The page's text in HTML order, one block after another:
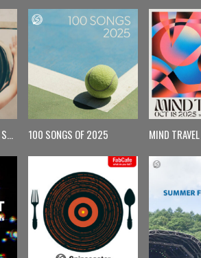
【月曜更新】Monday Spin 100 SONGS OF 2025 MIND TRAVEL